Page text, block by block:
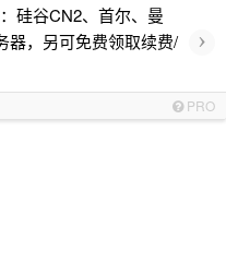
硅谷CN2、首尔、曼
器，另可免费领取续费/
›
PRO